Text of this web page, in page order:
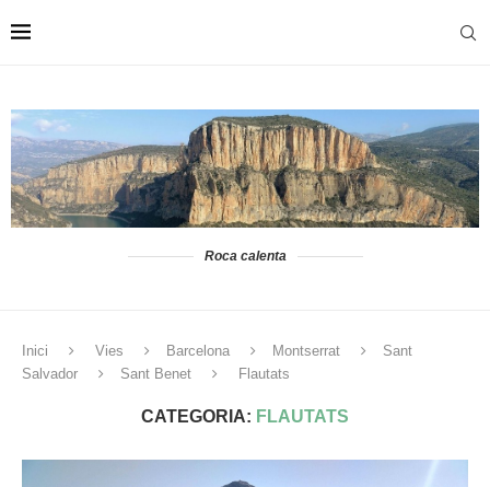
Roca calenta
Inici Vies Barcelona Montserrat
Sant
Salvador
Sant Benet Flautats
CATEGORIA: FLAUTATS